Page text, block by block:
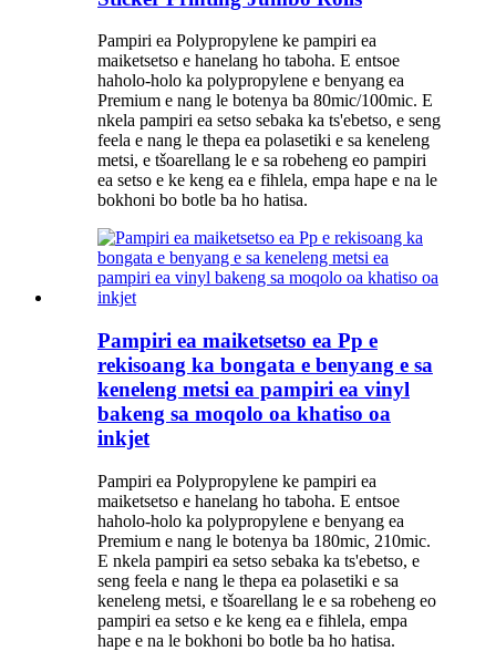
Pampiri ea Polypropylene ke pampiri ea
maiketsetso e hanelang ho taboha. E entsoe
haholo-holo ka polypropylene e benyang ea
Premium e nang le botenya ba 80mic/100mic. E
nkela pampiri ea setso sebaka ka ts'ebetso, e seng
feela e nang le thepa ea polasetiki e sa keneleng
metsi, e tšoarellang le e sa robeheng eo pampiri
ea setso e ke keng ea e fihlela, empa hape e na le
bokhoni bo botle ba ho hatisa.
Pampiri ea maiketsetso ea Pp e
rekisoang ka bongata e benyang e sa
keneleng metsi ea pampiri ea vinyl
bakeng sa moqolo oa khatiso oa
inkjet
Pampiri ea Polypropylene ke pampiri ea
maiketsetso e hanelang ho taboha. E entsoe
haholo-holo ka polypropylene e benyang ea
Premium e nang le botenya ba 180mic, 210mic.
E nkela pampiri ea setso sebaka ka ts'ebetso, e
seng feela e nang le thepa ea polasetiki e sa
keneleng metsi, e tšoarellang le e sa robeheng eo
pampiri ea setso e ke keng ea e fihlela, empa
hape e na le bokhoni bo botle ba ho hatisa.